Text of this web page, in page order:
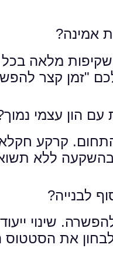
"זמן קצר
התחום. קרקע
ללא
שינוי
את הסטטוס